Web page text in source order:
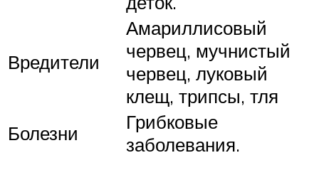
Вредители
Амариллисовый
червец, мучнистый
червец, луковый
клещ, трипсы, тля
Болезни
Грибковые
заболевания.